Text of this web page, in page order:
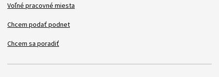
Voľné pracovné miesta
Chcem podať podnet
Chcem sa poradiť